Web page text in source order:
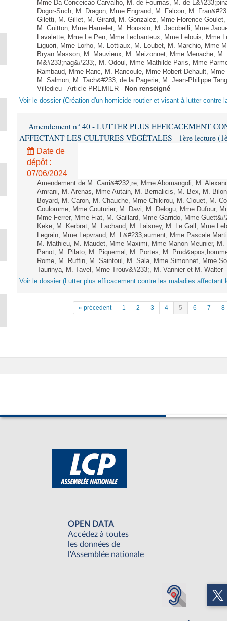
Mme Da Conceicao Carvalho, M. de Fournas, M. de
Dogor-Such, M. Dragon, Mme Engrand, M. Falcon, M.
Giletti, M. Gillet, M. Girard, M. Gonzalez, Mme Florence
M. Guitton, Mme Hamelet, M. Houssin, M. Jacobelli, Mme
Lavalette, Mme Le Pen, Mme Lechanteux, Mme Lelouis, Mme
Liguori, Mme Lorho, M. Lottiaux, M. Loubet, M. Marchio, Mme
Bryan Masson, M. Mauvieux, M. Meizonnet, Mme Menache,
M&#233;nag&#233;, M. Odoul, Mme Mathilde Paris, Mme
Rambaud, Mme Ranc, M. Rancoule, Mme Robert-Dehault,
M. Salmon, M. Tach&#233; de la Pagerie, M. Jean-Philippe
Villedieu - Article PREMIER - Non renseigné
Voir le dossier (Création d'un homicide routier et visant à lutter contre
Amendement n° 40 - LUTTER PLUS EFFICACEMENT
AFFECTANT LES CULTURES VÉGÉTALES - 1ère lecture
Date de
dépôt :
07/06/2024
Amendement de M. Carri&#232;re, Mme Abomangoli, M.
Amrani, M. Arenas, Mme Autain, M. Bernalicis, M. Bex, M.
Boyard, M. Caron, M. Chauche, Mme Chikirou, M. Clouet, M.
Coulomme, Mme Couturier, M. Davi, M. Delogu, Mme Dufour,
Mme Ferrer, Mme Fiat, M. Gaillard, Mme Garrido, Mme
Keke, M. Kerbrat, M. Lachaud, M. Laisney, M. Le Gall, Mme
Legrain, Mme Lepvraud, M. L&#233;aument, Mme Pascale
M. Mathieu, M. Maudet, Mme Maximi, Mme Manon Meunier,
Panot, M. Pilato, M. Piquemal, M. Portes, M.
Rome, M. Ruffin, M. Saintoul, M. Sala, Mme Simonnet, Mme
Taurinya, M. Tavel, Mme Trouv&#233;, M. Vannier et M.
Voir le dossier (Lutter plus efficacement contre les maladies affectant
« précedent 1 2 3 4 5 6 7 8
OPEN DATA
Accédez à toutes
les données de
l'Assemblée nationale